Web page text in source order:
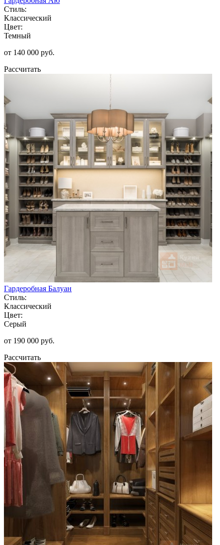
Стиль:
Классический
Цвет:
Темный
от 140 000 руб.
Рассчитать
Гардеробная Балуан
Стиль:
Классический
Цвет:
Серый
от 190 000 руб.
Рассчитать